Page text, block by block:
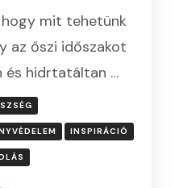
hogy mit tehetünk
az őszi időszakot
és hidrtatáltan …
INSPIRÁCIÓ